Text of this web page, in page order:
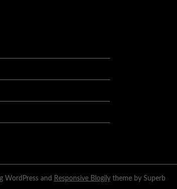
WordPress and Responsive Blogilytheme by Superb